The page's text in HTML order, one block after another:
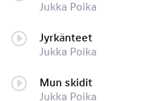
Jukka Poika
Jyrkänteet
Jukka Poika
Mun skidit
Jukka Poika